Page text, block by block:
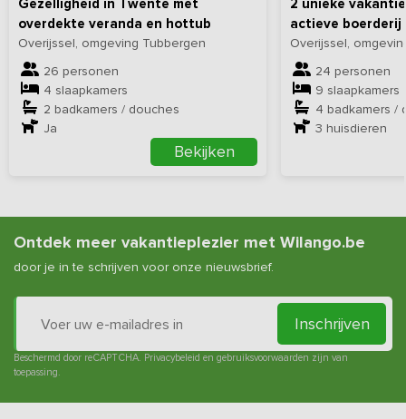
Gezelligheid in Twente met
overdekte veranda en hottub
Overijssel, omgeving Tubbergen
26 personen
4 slaapkamers
2 badkamers / douches
Ja
Bekijken
2 unieke
actieve boerderij
Overijssel,
24 personen
9 slaapkamers
4 badkamers /
3 huisdieren
Ontdek meer vakantieplezier met Wilango.be
door je in te schrijven voor onze nieuwsbrief.
Inschrijven
Beschermd door reCAPTCHA. Privacybeleid en gebruiksvoorwaarden zijn van
toepassing.